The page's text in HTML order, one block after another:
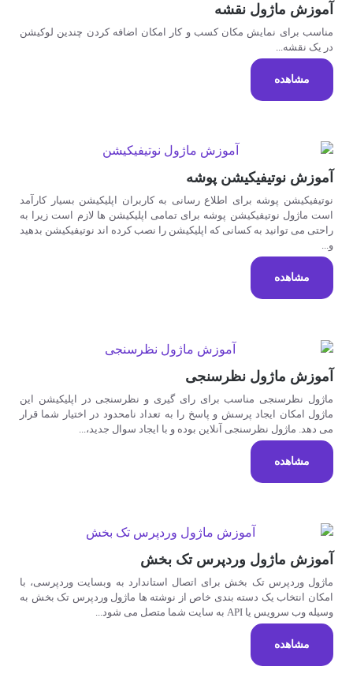
آموزش ماژول نقشه
مناسب برای نمایش مکان کسب و کار امکان اضافه کردن چندین لوکیشن
در یک نقشه...
مشاهده
آموزش نوتیفیکیشن پوشه
نوتیفیکیشن پوشه برای اطلاع رسانی به کاربران اپلیکیشن بسیار کارآمد
است ماژول نوتیفیکیشن پوشه برای تمامی اپلیکیشن ها لازم است زیرا به
راحتی می توانید به کسانی که اپلیکیشن را نصب کرده اند نوتیفیکیشن بدهید
و...
مشاهده
آموزش ماژول نظرسنجی
ماژول نظرسنجی مناسب برای رای گیری و نظرسنجی در اپلیکیشن این
ماژول امکان ایجاد پرسش و پاسخ را به تعداد نامحدود در اختیار شما قرار
می دهد. ماژول نظرسنجی آنلاین بوده و با ایجاد سوال جدید،...
مشاهده
آموزش ماژول وردپرس تک بخش
ماژول وردپرس تک بخش برای اتصال استاندارد به وبسایت وردپرسی، با
امکان انتخاب یک دسته بندی خاص از نوشته ها ماژول وردپرس تک بخش به
وسیله وب سرویس یا API به سایت شما متصل می شود...
مشاهده